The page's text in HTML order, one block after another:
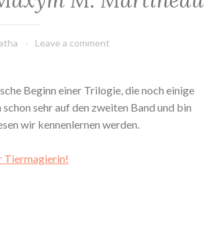
Leave a comment
Beginn einer Trilogie, die noch einige
sehr auf den zweiten Band und bin
wir kennenlernen werden.
Tiermagierin!